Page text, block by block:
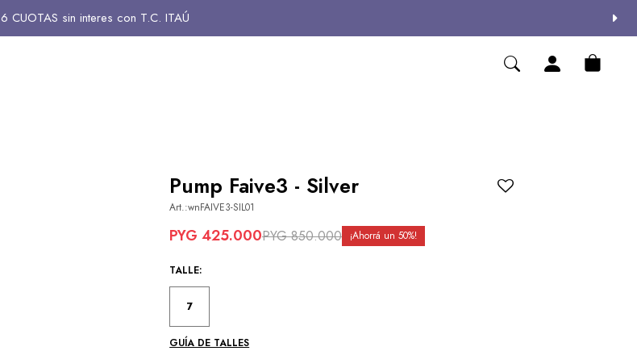
6 CUOTAS sin interes con T.C. ITAÚ
Pump Faive3 - Silver
wnFAIVE3-SIL01
PYG 425.000PYG 850.000 50
TALLE:
7
GUÍA DE TALLES